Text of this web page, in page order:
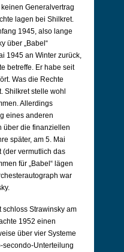
Generalvertrag
lagen bei Shilkret.
1945, also lange
über „Babel“
1945 an Winter zurück,
betreffe. Er habe seit
Was die Rechte
Shilkret stelle wohl
Allerdings
eines anderen
über die finanziellen
später, am 5. Mai
(der vermutlich das
für „Babel“ lägen
war
schloss Strawinsky am
1952 einen
über vier Systeme
secondo-Unterteilung